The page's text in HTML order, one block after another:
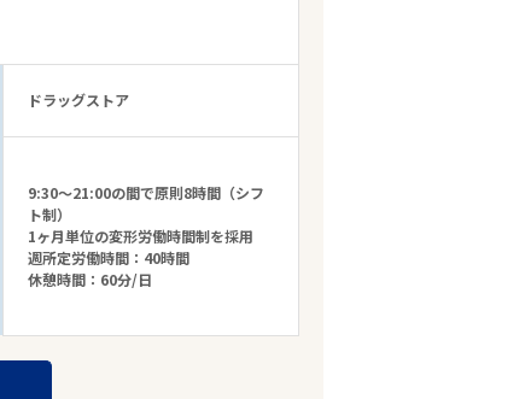
ドラッグストア
9:30～21:00の間で原則8時間（シフ
ト制）
1ヶ月単位の変形労働時間制を採用
週所定労働時間：40時間
休憩時間：60分/日